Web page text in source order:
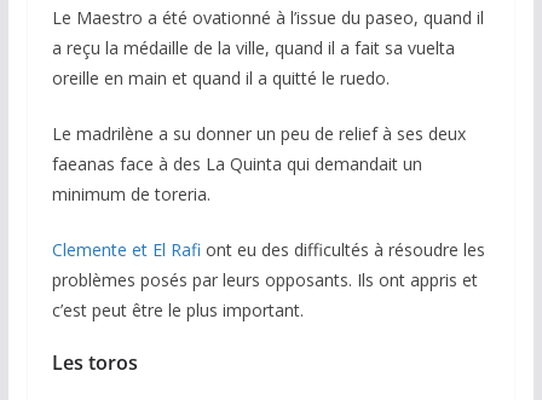
Le Maestro a été ovationné à l’issue du paseo, quand il
a reçu la médaille de la ville, quand il a fait sa vuelta
oreille en main et quand il a quitté le ruedo.
Le madrilène a su donner un peu de relief à ses deux
faeanas face à des La Quinta qui demandait un
minimum de toreria.
Clemente et El Rafi ont eu des difficultés à résoudre les
problèmes posés par leurs opposants. Ils ont appris et
c’est peut être le plus important.
Les toros